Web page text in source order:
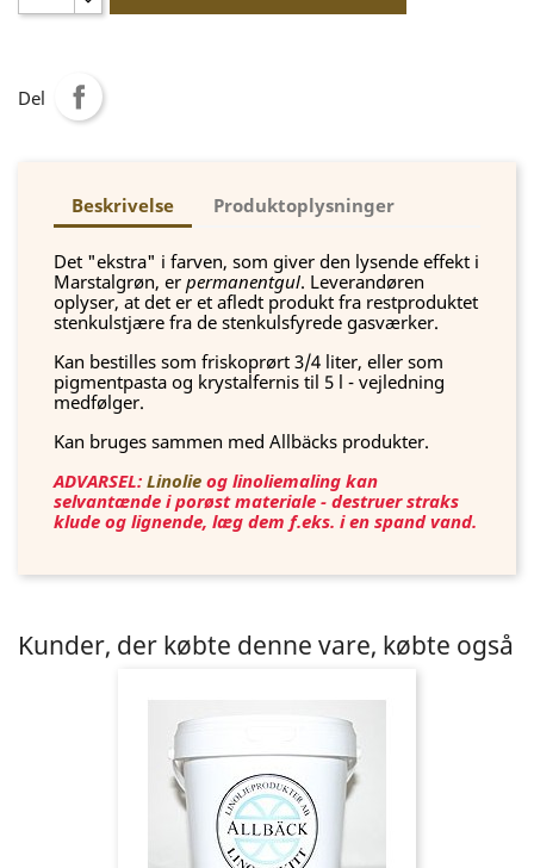
Del
Beskrivelse Produktoplysninger
Det "ekstra" i farven, som giver den lysende effekt i
Marstalgrøn, er permanentgul. Leverandøren
oplyser, at det er et afledt produkt fra restproduktet
stenkulstjære fra de stenkulsfyrede gasværker.
Kan bestilles som friskoprørt 3/4 liter, eller som
pigmentpasta og krystalfernis til 5 l - vejledning
medfølger.
Kan bruges sammen med Allbäcks produkter.
ADVARSEL: Linolie og linoliemaling kan
selvantænde i porøst materiale - destruer straks
klude og lignende, læg dem f.eks. i en spand vand.
Kunder, der købte denne vare, købte også